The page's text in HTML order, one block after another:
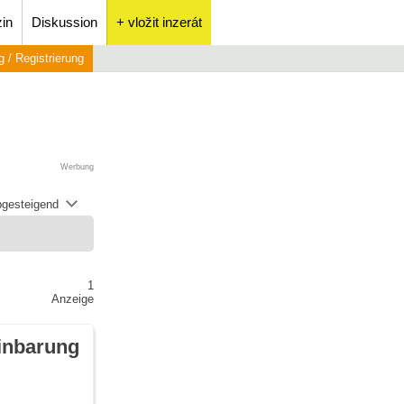
Diskussion + vložit inzerát
/ Registrierung
Werbung
1
Anzeige